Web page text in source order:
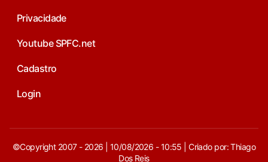
Privacidade
Youtube SPFC.net
Cadastro
Login
©Copyright 2007 - 2026 | 10/08/2026 - 10:55 | Criado por: Thiago
Dos Reis